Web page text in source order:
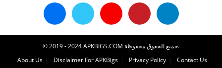
© 2019 - 2024 APKBIGS.COM جميع الحقوق محفوظة.
About Us
Disclaimer For APKBigs Privacy Policy Contact Us